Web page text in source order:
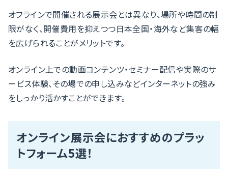
オフラインで開催される展示会とは異なり、場所や時間の制
限がなく、開催費用を抑えつつ日本全国・海外など集客の幅
を広げられることがメリットです。
オンライン上での動画コンテンツ・セミナー配信や実際のサ
ービス体験、その場での申し込みなどインターネットの強み
をしっかり活かすことができます。
オンライン展示会におすすめのプラッ
トフォーム5選！